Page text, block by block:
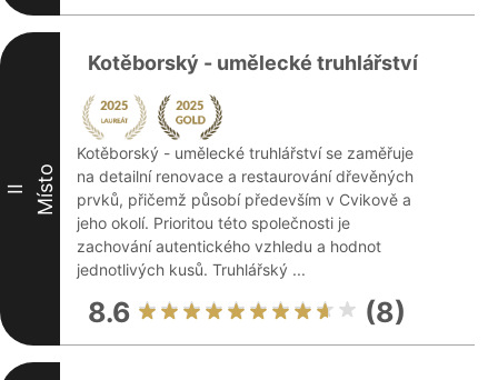
II Místo
Kotěborský - umělecké truhlářství
Kotěborský - umělecké truhlářství se zaměřuje
na detailní renovace a restaurování dřevěných
prvků, přičemž působí především v Cvikově a
jeho okolí. Prioritou této společnosti je
zachování autentického vzhledu a hodnot
jednotlivých kusů. Truhlářský ...
8.6 (8)